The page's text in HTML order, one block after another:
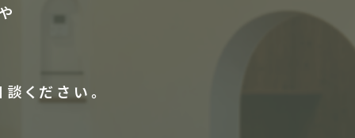
ください。